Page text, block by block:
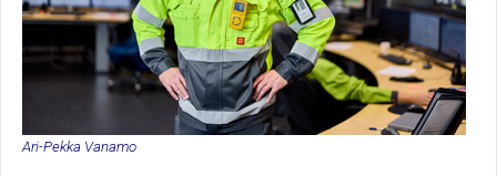
Ari-Pekka Vanamo